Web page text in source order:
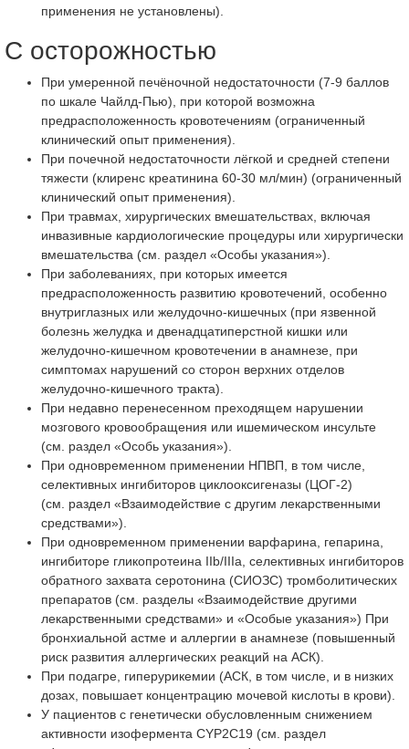
применения не установлены).
С осторожностью
При умеренной печёночной недостаточности (7-9 баллов
пo шкале Чайлд-Пью), при которой возможна
предрасположенность кровотечениям (ограниченный
клинический опыт применения).
При почечной недостаточности лёгкой и средней степени
тяжести (клиренс креатинина 60-30 мл/мин) (ограниченный
клинический опыт применения).
При травмах, хирургических вмешательствах, включая
инвазивные кардиологические процедуры или хирургически
вмешательства (см. раздел «Особы указания»).
При заболеваниях, при которых имеется
предрасположенность развитию кровотечений, особенно
внутриглазных или желудочно-кишечных (при язвенной
болезнь желудка и двенадцатиперстной кишки или
желудочно-кишечном кровотечении в анамнезе, при
симптомах нарушений со сторон верхних отделов
желудочно-кишечного тракта).
При недавно перенесенном преходящем нарушении
мозгового кровообращения или ишемическом инсульте
(см. раздел «Особь указания»).
При одновременном применении НПВП, в том числе,
селективных ингибиторов циклооксигеназы (ЦОГ-2)
(см. раздел «Взаимодействие с другим лекарственными
средствами»).
При одновременном применении варфарина, гепарина,
ингибиторе гликопротеина IIb/IIIа, селективных ингибиторов
обратного захвата серотонина (СИОЗС) тромболитических
препаратов (см. разделы «Взаимодействие другими
лекарственными средствами» и «Особые указания») При
бронхиальной астме и аллергии в анамнезе (повышенный
риск развития аллергических реакций на АСК).
При подагре, гиперурикемии (АСК, в том числе, и в низких
дозах, повышает концентрацию мочевой кислоты в крови).
У пациентов с генетически обусловленным снижением
активности изофермента CYP2C19 (см. раздел